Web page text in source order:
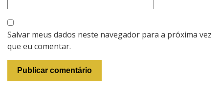
Salvar meus dados neste navegador para a próxima vez
que eu comentar.